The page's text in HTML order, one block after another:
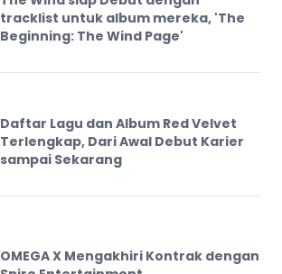
tracklist untuk album mereka, 'The
Beginning: The Wind Page'
Daftar Lagu dan Album Red Velvet
Terlengkap, Dari Awal Debut Karier
sampai Sekarang
OMEGA X Mengakhiri Kontrak dengan